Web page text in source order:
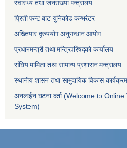
स्वास्थ्य तथा जनसंख्या मन्त्रालय
प्रिती फन्ट बाट युनिकोड कन्भर्रटर
अख्तियार दुरुपयोग अनुसन्धान आयोग
प्रधानमन्त्री तथा मन्त्रिपरिषद्को कार्यालय
संघिय मामिला तथा सामान्य प्रशासन मन्त्रालय
स्थानीय शासन तथा सामुदायिक विकास
अनलाईन घटना दर्ता (Welcome to
System)